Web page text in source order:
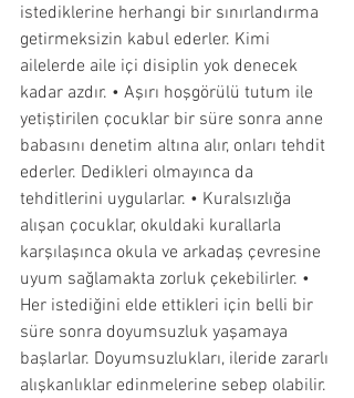
istediklerine herhangi bir sınırlandırma
getirmeksizin kabul ederler. Kimi
ailelerde aile içi disiplin yok denecek
kadar azdır. • Aşırı hoşgörülü tutum ile
yetiştirilen çocuklar bir süre sonra anne
babasını denetim altına alır, onları tehdit
ederler. Dedikleri olmayınca da
tehditlerini uygularlar. • Kuralsızlığa
alışan çocuklar, okuldaki kurallarla
karşılaşınca okula ve arkadaş çevresine
uyum sağlamakta zorluk çekebilirler. •
Her istediğini elde ettikleri için belli bir
süre sonra doyumsuzluk yaşamaya
başlarlar. Doyumsuzlukları, ileride zararlı
alışkanlıklar edinmelerine sebep olabilir.